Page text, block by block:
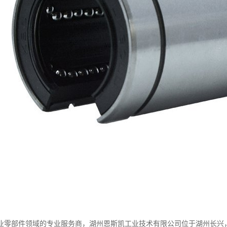
零部件领域的专业服务商，湖州恩斯凯工业技术有限公司位于湖州长